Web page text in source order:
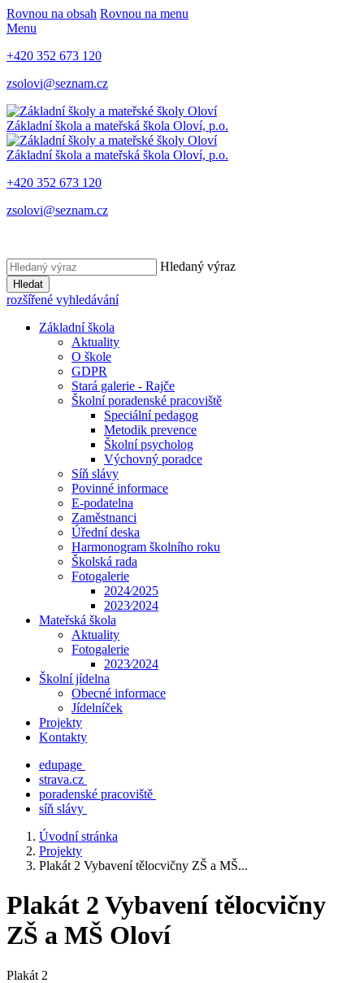
Rovnou na obsah Rovnou na menu
Menu
+420 352 673 120
zsolovi@seznam.cz
Základní škola a mateřská škola Oloví, p.o.
Základní škola a mateřská škola Oloví, p.o.
+420 352 673 120
zsolovi@seznam.cz
Hledaný výraz
Hledat
rozšířené vyhledávání
Základní škola
Aktuality
O škole
GDPR
Stará galerie - Rajče
Školní poradenské pracoviště
Speciální pedagog
Metodik prevence
Školní psycholog
Výchovný poradce
Síň slávy
Povinné informace
E-podatelna
Zaměstnanci
Úřední deska
Harmonogram školního roku
Školská rada
Fotogalerie
2024⁄2025
2023⁄2024
Mateřská škola
Aktuality
Fotogalerie
2023⁄2024
Školní jídelna
Obecné informace
Jídelníček
Projekty
Kontakty
edupage
strava.cz
poradenské pracoviště
síň slávy
Úvodní stránka
Projekty
Plakát 2 Vybavení tělocvičny ZŠ a MŠ...
Plakát 2 Vybavení tělocvičny
ZŠ a MŠ Oloví
Plakát 2